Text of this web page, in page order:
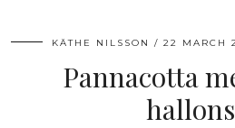
KÄTHE NILSSON 22 MARCH
Pannacotta